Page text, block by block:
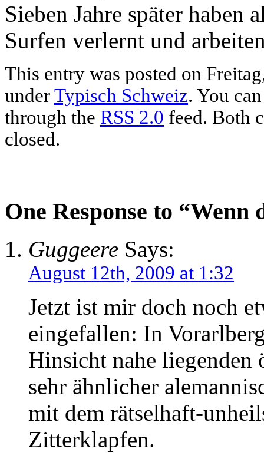
Sieben Jahre später haben
Surfen verlernt und
This entry was posted on
underTypisch Schweiz. You
through the RSS 2.0 feed. Both
closed.
One Response to
Guggeere Says:
August 12th, 2009 at 1:32
Jetzt ist mir doch noch
eingefallen: In
Hinsicht nahe liegenden
sehr ähnlicher
mit dem rätselhaft-
Zitterklapfen.